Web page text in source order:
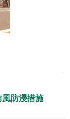
防浸措施